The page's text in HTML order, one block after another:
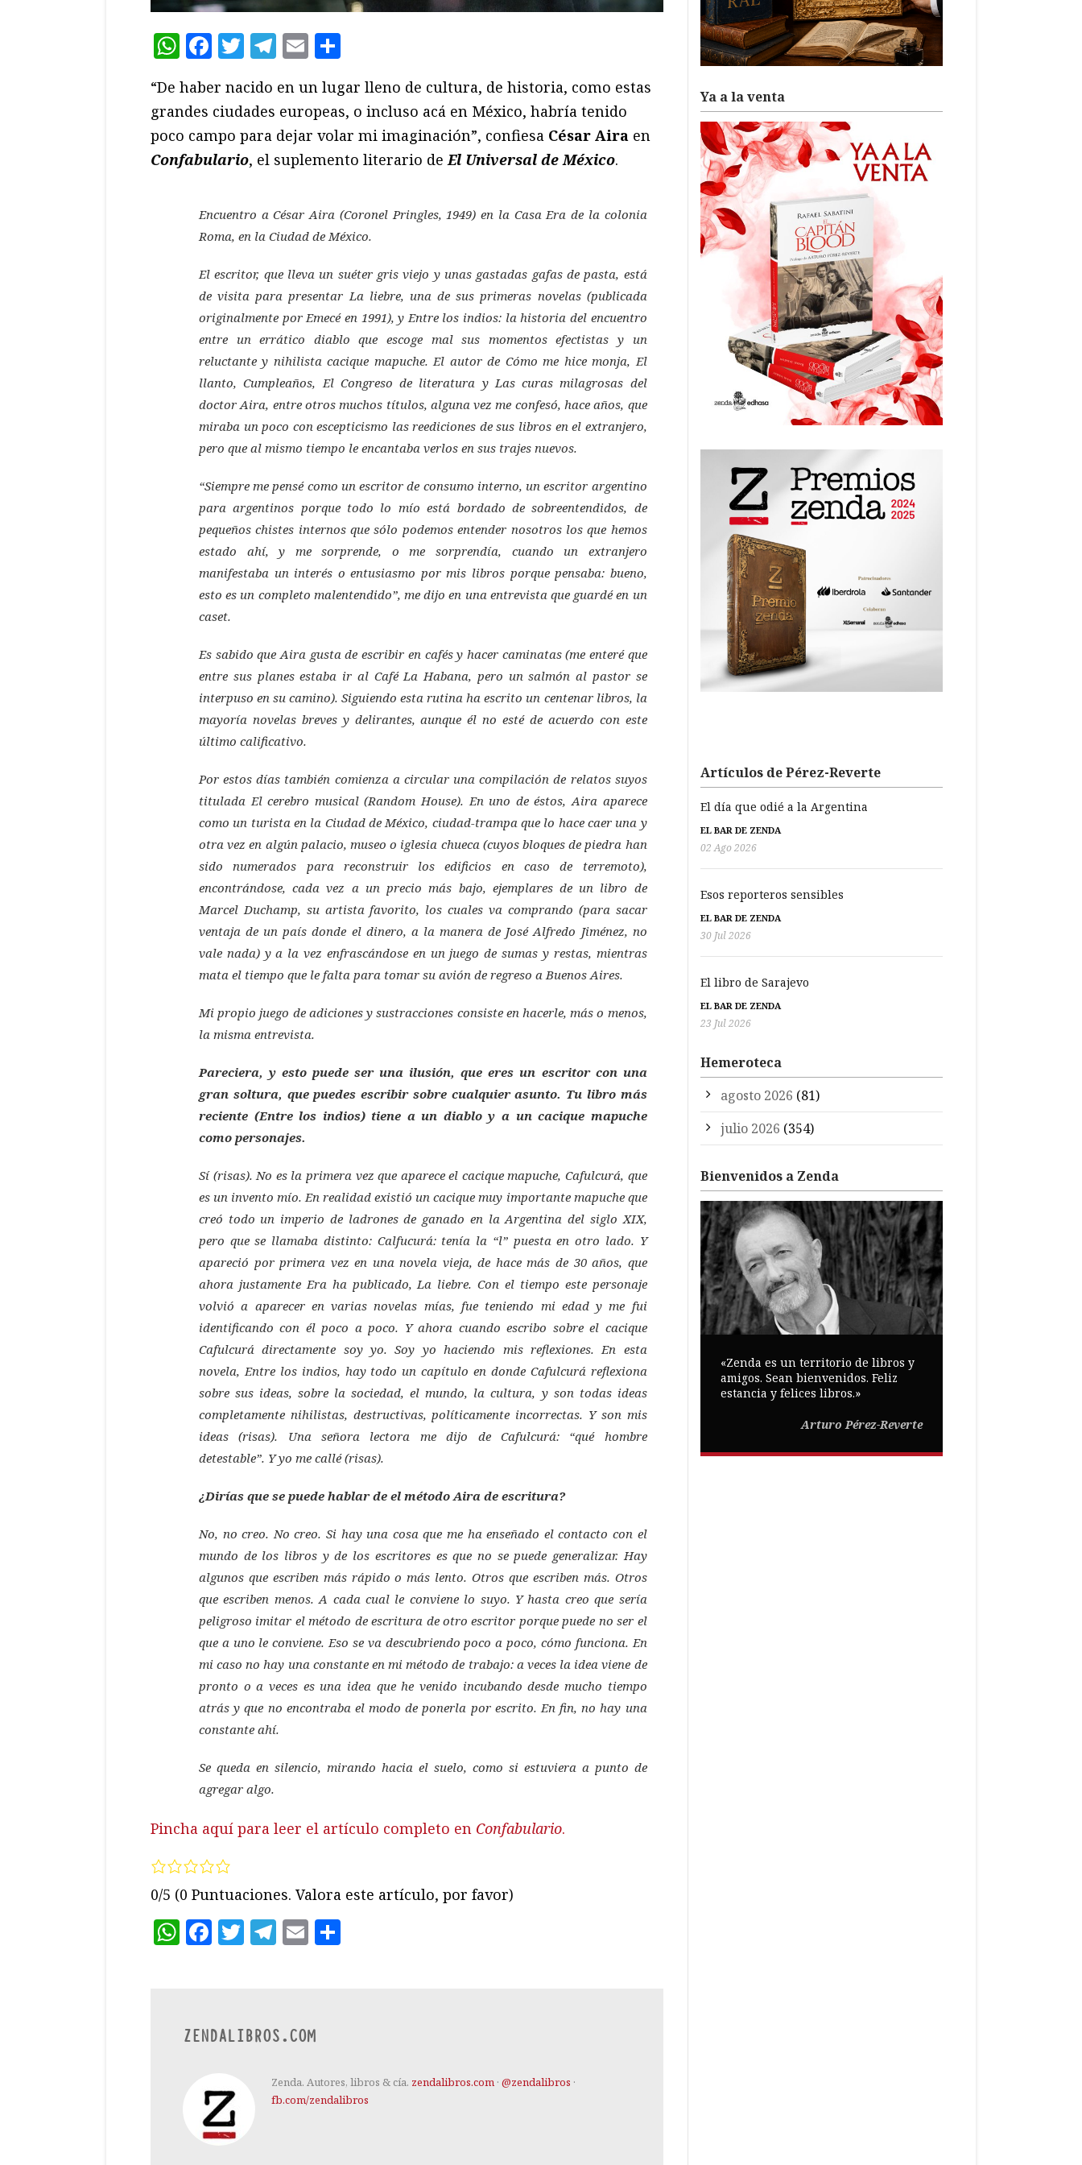
WhatsApp
Facebook
Twitter
Telegram
Email
“De haber nacido en un lugar lleno de cultura, de historia, como estas
grandes ciudades europeas, o incluso acá en México, habría tenido
poco campo para dejar volar mi imaginación”, confiesa César Aira en
Confabulario, el suplemento literario deEl Universal de México.
Encuentro a César Aira (Coronel Pringles, 1949) en la Casa Era de la colonia
Roma, en la Ciudad de México.
El escritor, que lleva un suéter gris viejo y unas gastadas gafas de pasta, está
de visita para presentar La liebre, una de sus primeras novelas (publicada
originalmente por Emecé en 1991), y Entre los indios: la historia del encuentro
entre un errático diablo que escoge mal sus momentos efectistas y un
reluctante y nihilista cacique mapuche. El autor de Cómo me hice monja, El
llanto,Cumpleaños, El Congreso de literatura y Las curas milagrosas del
doctor Aira, entre otros muchos títulos, alguna vez me confesó, hace años, que
miraba un poco con escepticismo las reediciones de sus libros en el extranjero,
pero que al mismo tiempo le encantaba verlos en sus trajes nuevos.
“Siempre me pensé como un escritor de consumo interno, un escritor argentino
para argentinos porque todo lo mío está bordado de sobreentendidos, de
pequeños chistes internos que sólo podemos entender nosotros los que hemos
estado ahí, y me sorprende, o me sorprendía, cuando un extranjero
manifestaba un interés o entusiasmo por mis libros porque pensaba: bueno,
esto es un completo malentendido”, me dijo en una entrevista que guardé en un
caset.
Es sabido que Aira gusta de escribir en cafés y hacer caminatas (me enteré que
entre sus planes estaba ir al Café La Habana, pero un salmón al pastor se
interpuso en su camino). Siguiendo esta rutina ha escrito un centenar libros, la
mayoría novelas breves y delirantes, aunque él no esté de acuerdo con este
último calificativo.
Por estos días también comienza a circular una compilación de relatos suyos
titulada El cerebro musical (Random House). En uno de éstos, Aira aparece
como un turista en la Ciudad de México, ciudad-trampa que lo hace caer una y
otra vez en algún palacio, museo o iglesia chueca (cuyos bloques de piedra han
sido numerados para reconstruir los edificios en caso de terremoto),
encontrándose, cada vez a un precio más bajo, ejemplares de un libro de
Marcel Duchamp, su artista favorito, los cuales va comprando (para sacar
ventaja de un país donde el dinero, a la manera de José Alfredo Jiménez, no
vale nada) y a la vez enfrascándose en un juego de sumas y restas, mientras
mata el tiempo que le falta para tomar su avión de regreso a Buenos Aires.
Mi propio juego de adiciones y sustracciones consiste en hacerle, más o menos,
la misma entrevista.
Pareciera, y esto puede ser una ilusión, que eres un escritor con una
gran soltura, que puedes escribir sobre cualquier asunto. Tu libro más
reciente (Entre los indios) tiene a un diablo y a un cacique mapuche
como personajes.
Sí (risas). No es la primera vez que aparece el cacique mapuche, Cafulcurá, que
es un invento mío. En realidad existió un cacique muy importante mapuche que
creó todo un imperio de ladrones de ganado en la Argentina del siglo XIX,
pero que se llamaba distinto: Calfucurá: tenía la “l” puesta en otro lado. Y
apareció por primera vez en una novela vieja, de hace más de 30 años, que
ahora justamente Era ha publicado, La liebre. Con el tiempo este personaje
volvió a aparecer en varias novelas mías, fue teniendo mi edad y me fui
identificando con él poco a poco. Y ahora cuando escribo sobre el cacique
Cafulcurá directamente soy yo. Soy yo haciendo mis reflexiones. En esta
novela, Entre los indios, hay todo un capítulo en donde Cafulcurá reflexiona
sobre sus ideas, sobre la sociedad, el mundo, la cultura, y son todas ideas
completamente nihilistas, destructivas, políticamente incorrectas. Y son mis
ideas (risas). Una señora lectora me dijo de Cafulcurá: “qué hombre
detestable”. Y yo me callé (risas).
¿Dirías que se puede hablar de el método Aira de escritura?
No, no creo. No creo. Si hay una cosa que me ha enseñado el contacto con el
mundo de los libros y de los escritores es que no se puede generalizar. Hay
algunos que escriben más rápido o más lento. Otros que escriben más. Otros
que escriben menos. A cada cual le conviene lo suyo. Y hasta creo que sería
peligroso imitar el método de escritura de otro escritor porque puede no ser el
que a uno le conviene. Eso se va descubriendo poco a poco, cómo funciona. En
mi caso no hay una constante en mi método de trabajo: a veces la idea viene de
pronto o a veces es una idea que he venido incubando desde mucho tiempo
atrás y que no encontraba el modo de ponerla por escrito. En fin, no hay una
constante ahí.
Se queda en silencio, mirando hacia el suelo, como si estuviera a punto de
agregar algo.
Pincha aquí para leer el artículo completo en Confabulario.
0/5 (0 Puntuaciones. Valora este artículo, por favor)
WhatsApp
Facebook
Twitter
Telegram
Email
ZENDALIBROS.COM
Zenda. Autores, libros & cía. zendalibros.com · @zendalibros ·
fb.com/zendalibros
Ya a la venta
Artículos de Pérez-Reverte
El día que odié a la Argentina
EL BAR DE ZENDA
02 Ago 2026
Esos reporteros sensibles
EL BAR DE ZENDA
30 Jul 2026
El libro de Sarajevo
EL BAR DE ZENDA
23 Jul 2026
Hemeroteca
agosto 2026 (81)
julio 2026 (354)
Bienvenidos a Zenda
«Zenda es un territorio de libros y
amigos. Sean bienvenidos. Feliz
estancia y felices libros.»
Arturo Pérez-Reverte